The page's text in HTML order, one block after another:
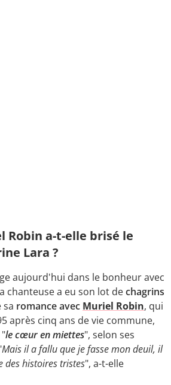
Robin a-t-elle brisé le
Lara ?
aujourd'hui dans le bonheur avec
chanteuse a eu son lot dechagrins
sa romance avec Muriel Robin, qui
après cinq ans de vie commune,
le cœur en miettes", selon ses
Mais il a fallu que je fasse mon deuil, il
des histoires tristes", a-t-elle